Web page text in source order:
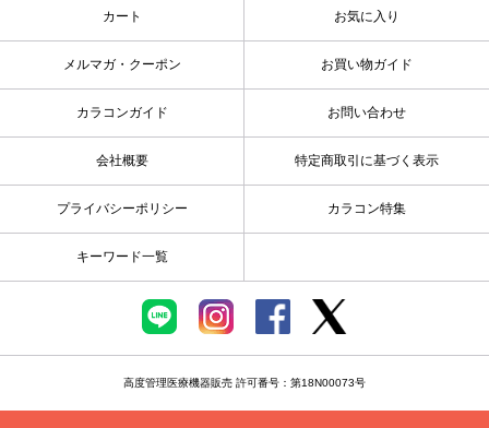
カート お気に入り
メルマガ・クーポン お買い物ガイド
カラコンガイド お問い合わせ
会社概要 特定商取引に基づく表示
プライバシーポリシー カラコン特集
キーワード一覧
高度管理医療機器販売 許可番号：第18N00073号